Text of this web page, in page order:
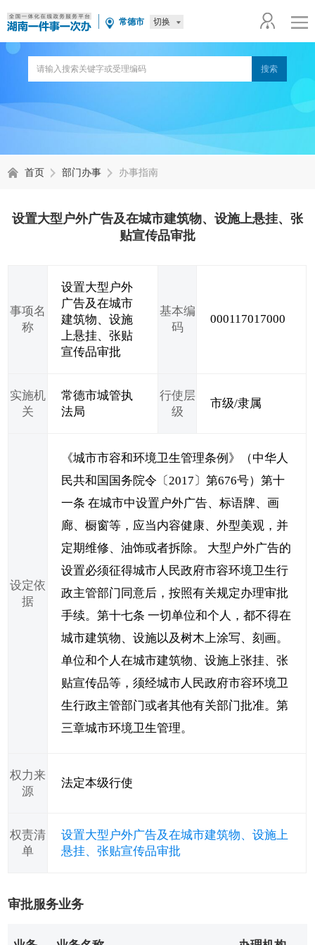
常德市 切换
首页 部门办事 办事指南
设置大型户外广告及在城市建筑物、设施上悬挂、张
贴宣传品审批
事项名
称
设置大型户外
广告及在城市
建筑物、设施
上悬挂、张贴
宣传品审批
基本编
码
000117017000
实施机
关
常德市城管执
法局
行使层
级
市级/隶属
设定依
据
《城市市容和环境卫生管理条例》（中华人
民共和国国务院令〔2017〕第676号）第十
一条 在城市中设置户外广告、标语牌、画
廊、橱窗等，应当内容健康、外型美观，并
定期维修、油饰或者拆除。 大型户外广告的
设置必须征得城市人民政府市容环境卫生行
政主管部门同意后，按照有关规定办理审批
手续。第十七条 一切单位和个人，都不得在
城市建筑物、设施以及树木上涂写、刻画。
单位和个人在城市建筑物、设施上张挂、张
贴宣传品等，须经城市人民政府市容环境卫
生行政主管部门或者其他有关部门批准。第
三章城市环境卫生管理。
权力来
源
法定本级行使
权责清
单
设置大型户外广告及在城市建筑物、设施上
悬挂、张贴宣传品审批
审批服务业务